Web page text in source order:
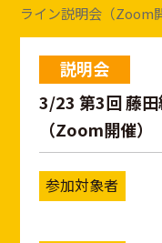
ライン説明会（Zoom
説明会
3/23 第3回 藤
（Zoom開催）
参加対象者